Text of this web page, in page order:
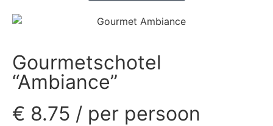
Gourmetschotel
“Ambiance”
€ 8.75 / per persoon